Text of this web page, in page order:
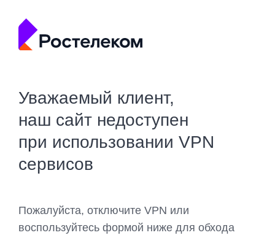
Уважаемый клиент,
наш сайт недоступен
при использовании VPN
сервисов
Пожалуйста, отключите VPN или
воспользуйтесь формой ниже для обхода